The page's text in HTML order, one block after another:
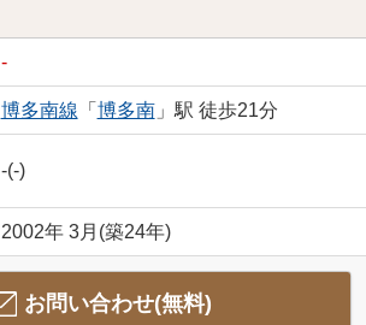
-
博多南線 「 博多南」駅 徒歩21分
-(-)
2002年 3月(築24年)
お問い合わせ(無料)